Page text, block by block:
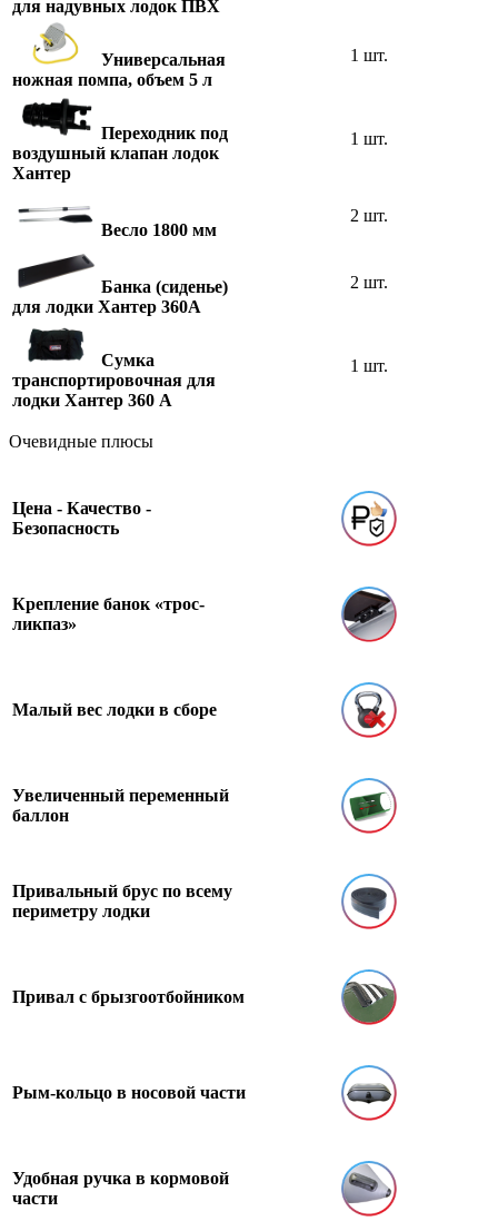
для надувных лодок ПВХ
Универсальная
ножная помпа, объем 5 л
1 шт.
Переходник под
воздушный клапан лодок
Хантер
1 шт.
Весло 1800 мм
2 шт.
Банка (сиденье)
для лодки Хантер 360А
2 шт.
Сумка
транспортировочная для
лодки Хантер 360 А
1 шт.
Очевидные плюсы
Цена - Качество -
Безопасность
Крепление банок «трос-
ликпаз»
Малый вес лодки в сборе
Увеличенный переменный
баллон
Привальный брус по всему
периметру лодки
Привал с брызгоотбойником
Рым-кольцо в носовой части
Удобная ручка в кормовой
части